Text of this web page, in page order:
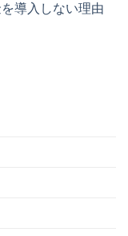
導入しない理由